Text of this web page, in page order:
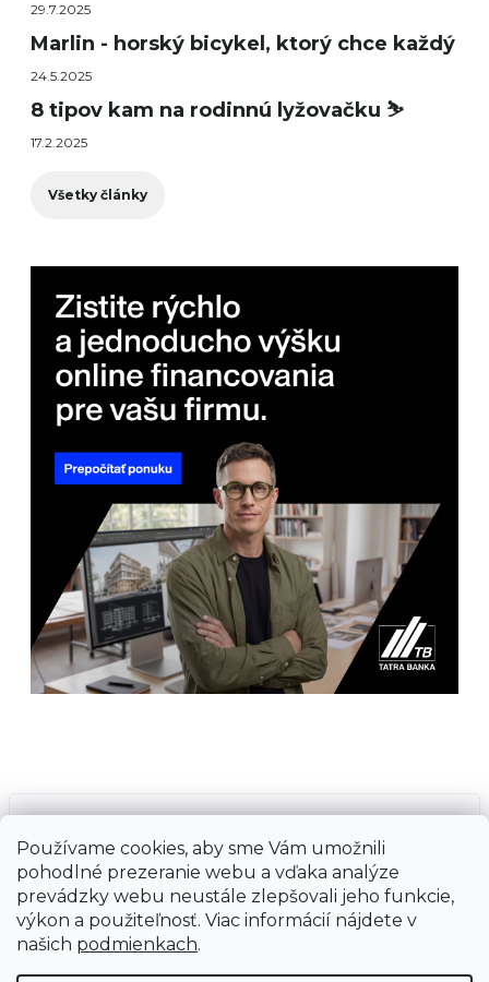
Používame cookies, aby sme Vám umožnili
pohodlné prezeranie webu a vďaka analýze
prevádzky webu neustále zlepšovali jeho funkcie,
výkon a použiteľnosť. Viac informácií nájdete v
našich podmienkach.
29.7.2025
Marlin - horský bicykel, ktorý chce každý
24.5.2025
8 tipov kam na rodinnú lyžovačku ⛷️
17.2.2025
Všetky články